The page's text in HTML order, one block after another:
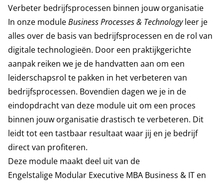
Verbeter bedrijfsprocessen binnen jouw organisatie
In onze moduleBusiness Processes & Technologyleer je
alles over de basis van bedrijfsprocessen en de rol van
digitale technologieën. Door een praktijkgerichte
aanpak reiken we je de handvatten aan om een
leiderschapsrol te pakken in het verbeteren van
bedrijfsprocessen. Bovendien dagen we je in de
eindopdracht van deze module uit om een proces
binnen jouw organisatie drastisch te verbeteren. Dit
leidt tot een tastbaar resultaat waar jij en je bedrijf
direct van profiteren.
Deze module maakt deel uit van de
Engelstalige Modular Executive MBA Business & IT en